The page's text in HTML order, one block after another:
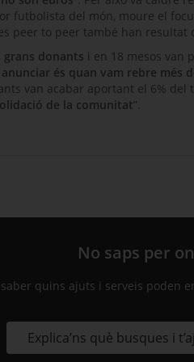
futbolista del món, moure el
peer to peer també han resultat
grans donants i en 18 mesos van
és quan vam rebre més
van acabar aportant el 6% del
de la comunitat”.
No saps per
quins ajuts i serveis poden
Explica’ns què busques i